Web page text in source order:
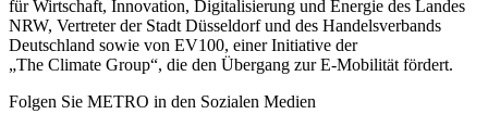
für Wirtschaft, Innovation, Digitalisierung und Energie des Landes
NRW, Vertreter der Stadt Düsseldorf und des Handelsverbands
Deutschland sowie von EV100, einer Initiative der
„The Climate Group“, die den Übergang zurE-Mobilität fördert.
Folgen Sie METRO in den Sozialen Medien